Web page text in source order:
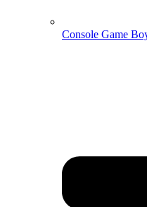
Console Game